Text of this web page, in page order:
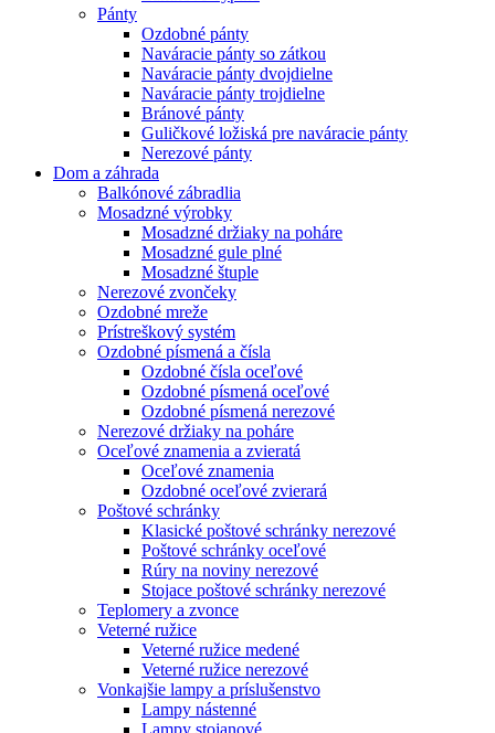
Pánty
Ozdobné pánty
Naváracie pánty so zátkou
Naváracie pánty dvojdielne
Naváracie pánty trojdielne
Bránové pánty
Guličkové ložiská pre naváracie pánty
Nerezové pánty
Dom a záhrada
Balkónové zábradlia
Mosadzné výrobky
Mosadzné držiaky na poháre
Mosadzné gule plné
Mosadzné štuple
Nerezové zvončeky
Ozdobné mreže
Prístreškový systém
Ozdobné písmená a čísla
Ozdobné čísla oceľové
Ozdobné písmená oceľové
Ozdobné písmená nerezové
Nerezové držiaky na poháre
Oceľové znamenia a zvieratá
Oceľové znamenia
Ozdobné oceľové zvierará
Poštové schránky
Klasické poštové schránky nerezové
Poštové schránky oceľové
Rúry na noviny nerezové
Stojace poštové schránky nerezové
Teplomery a zvonce
Veterné ružice
Veterné ružice medené
Veterné ružice nerezové
Vonkajšie lampy a príslušenstvo
Lampy nástenné
Lampy stojanové